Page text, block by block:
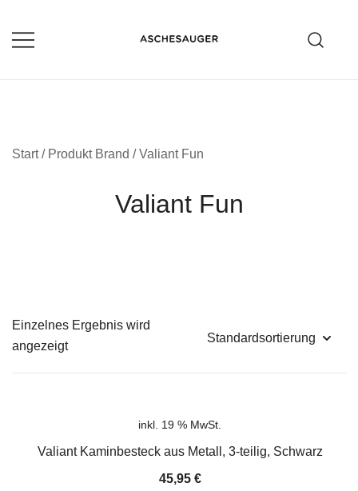
Inhalt
springen
Start/ Produkt Brand / Valiant Fun
Valiant Fun
Einzelnes Ergebnis wird
angezeigt
inkl. 19 % MwSt.
Valiant Kaminbesteck aus Metall, 3-teilig, Schwarz
45,95 €